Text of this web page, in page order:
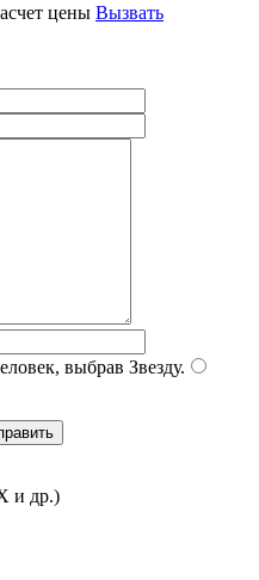
цены Вызвать
выбрав Звезду.
и др.)